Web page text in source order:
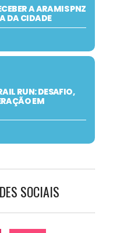
A ARAMIS PNZ
DA CIDADE
RUN: DESAFIO,
EM
SOCIAIS